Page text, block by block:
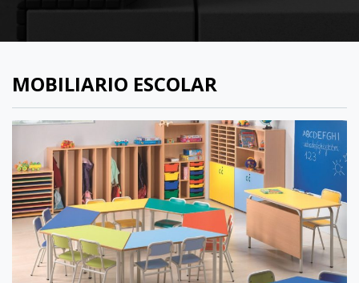
MOBILIARIO ESCOLAR